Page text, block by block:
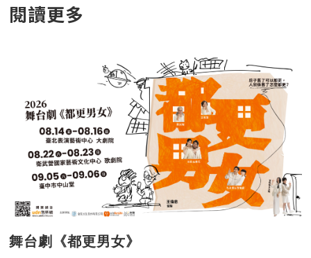
閱讀更多
舞台劇《都更男女》